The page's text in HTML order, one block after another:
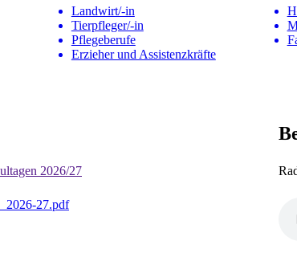
Landwirt/-in
Tierpfleger/-in
Pflegeberufe
Erzieher und Assistenzkräfte
2026/27
27.pdf